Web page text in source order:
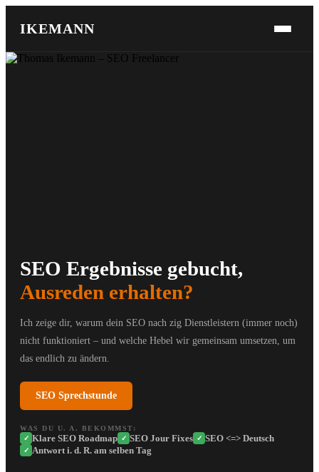
IKEMANN
SEO Ergebnisse gebucht,
Ausreden erhalten?
Ich zeige dir, warum dein SEO nach zig Dienstleistern (immer noch)
nicht funktioniert – und welche Hebel wir gemeinsam umsetzen, um
das endlich zu ändern.
SEO Sprechstunde
WAS DU U. A. BEKOMMST:
✓ Klare SEO Roadmap ✓ SEO Jour Fixes ✓ SEO <=> Deutsch
✓ Antwort i. d. R. am selben Tag